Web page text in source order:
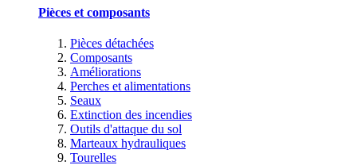
Pièces et composants
Pièces détachées
Composants
Améliorations
Perches et alimentations
Seaux
Extinction des incendies
Outils d'attaque du sol
Marteaux hydrauliques
Tourelles